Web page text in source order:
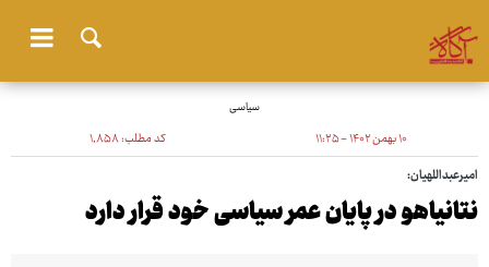
سیاسی
۱۰ بهمن ۱۴۰۲ - ۱۱:۲۵ کد مطلب:۱٬۸۵۸
امیرعبداللهیان:
نتانیاهو در پایان عمر سیاسی خود قرار دارد